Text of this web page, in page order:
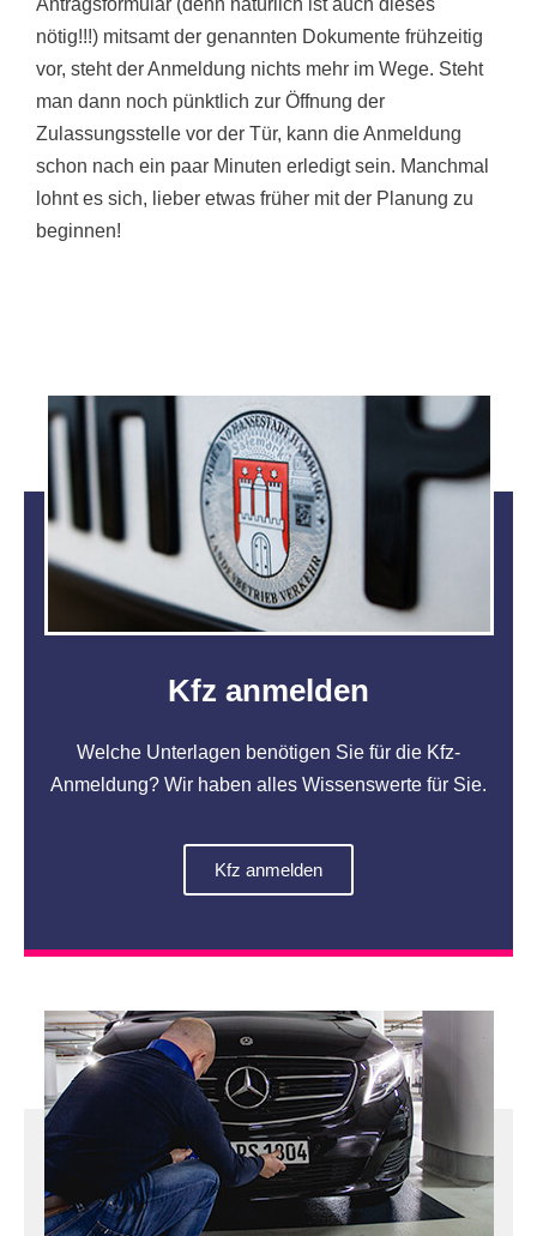
Antragsformular (denn natürlich ist auch dieses
nötig!!!) mitsamt der genannten Dokumente frühzeitig
vor, steht der Anmeldung nichts mehr im Wege. Steht
man dann noch pünktlich zur Öffnung der
Zulassungsstelle vor der Tür, kann die Anmeldung
schon nach ein paar Minuten erledigt sein. Manchmal
lohnt es sich, lieber etwas früher mit der Planung zu
beginnen!
Kfz anmelden
Welche Unterlagen benötigen Sie für die Kfz-
Anmeldung? Wir haben alles Wissenswerte für Sie.
Kfz anmelden